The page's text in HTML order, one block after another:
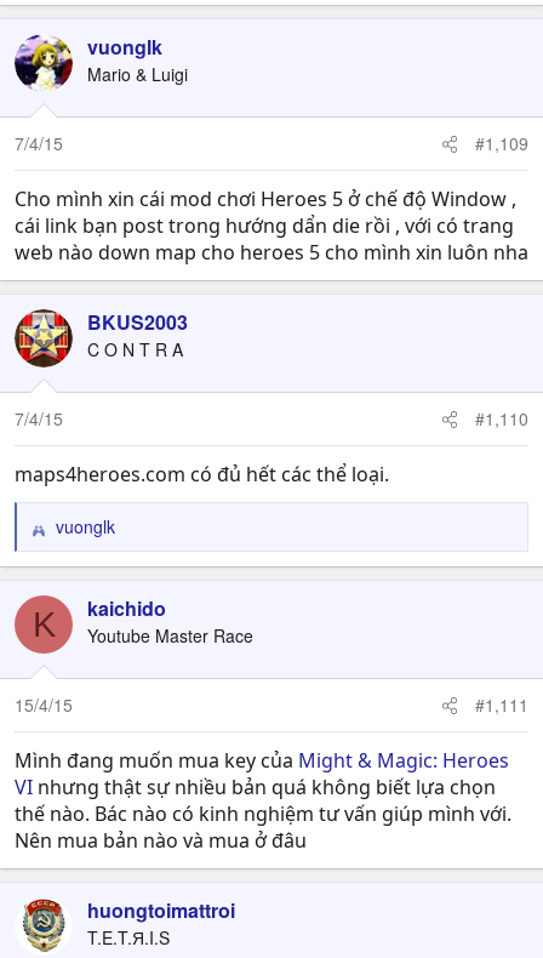
vuonglk
Mario & Luigi
7/4/15 #1,109
Cho mình xin cái mod chơi Heroes 5 ở chế độ Window ,
cái link bạn post trong hướng dẩn die rồi , với có trang
web nào down map cho heroes 5 cho mình xin luôn nha
BKUS2003
C O N T R A
7/4/15 #1,110
maps4heroes.com có đủ hết các thể loại.
R
e
c
i
o
n
vuonglk
K kaichido
Youtube Master Race
15/4/15 #1,111
Mình đang muốn mua key của Might & Magic: Heroes
VI nhưng thật sự nhiều bản quá không biết lựa chọn
thế nào. Bác nào có kinh nghiệm tư vấn giúp mình với.
Nên mua bản nào và mua ở đâu
huongtoimattroi
T.E.T.Я.I.S